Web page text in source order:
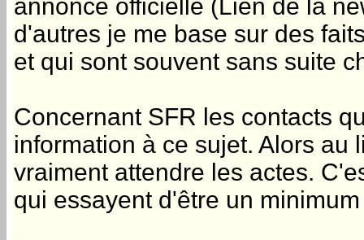
annonce officielle (Lien de la
d'autres je me base sur des
et qui sont souvent sans suite
Concernant SFR les contacts
information à ce sujet. Alors au
vraiment attendre les actes.
qui essayent d'être un